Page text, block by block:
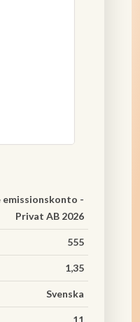
emissionskonto -
Privat AB 2026
555
1,35
Svenska
11